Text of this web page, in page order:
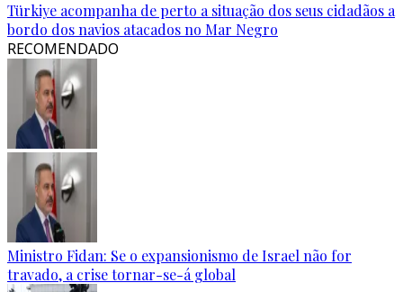
Türkiye acompanha de perto a situação dos seus cidadãos a
bordo dos navios atacados no Mar Negro
RECOMENDADO
Ministro Fidan: Se o expansionismo de Israel não for
travado, a crise tornar-se-á global